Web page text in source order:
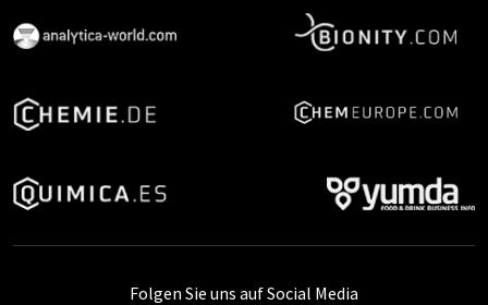
Folgen Sie uns auf Social Media